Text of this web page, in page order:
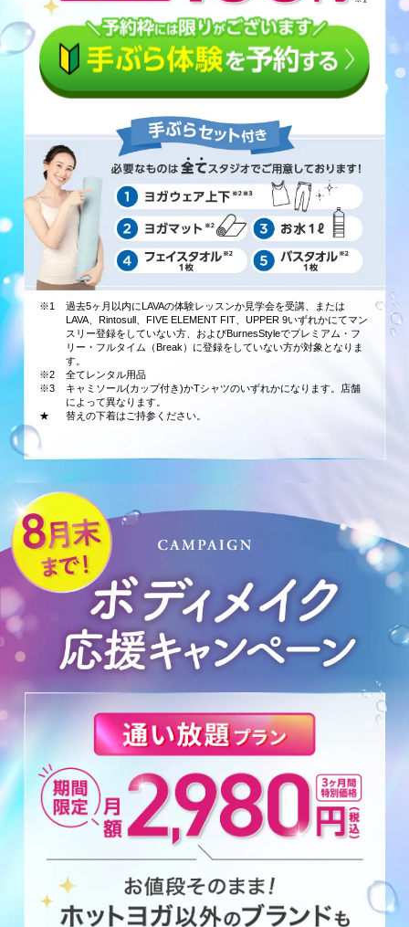
※1
過去5ヶ月以内にLAVAの体験レッスンか見学会を受講、または
LAVA、Rintosull、FIVE ELEMENT FIT、UPPER 9いずれかにてマン
スリー登録をしていない方、およびBurnesStyleでプレミアム・フ
リー・フルタイム（Break）に登録をしていない方が対象となりま
す。
※2
全てレンタル用品
※3
キャミソール(カップ付き)かTシャツのいずれかになります。店舗
によって異なります。
★
替えの下着はご持参ください。